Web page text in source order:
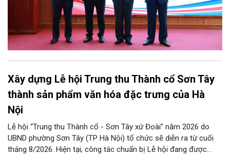
Xây dựng Lễ hội Trung thu Thành cổ Sơn Tây
thành sản phẩm văn hóa đặc trưng của Hà
Nội
Lễ hội “Trung thu Thành cổ - Sơn Tây xứ Đoài” năm 2026 do
UBND phường Sơn Tây (TP Hà Nội) tổ chức sẽ diễn ra từ cuối
tháng 8/2026. Hiện tại, công tác chuẩn bị Lễ hội đang được